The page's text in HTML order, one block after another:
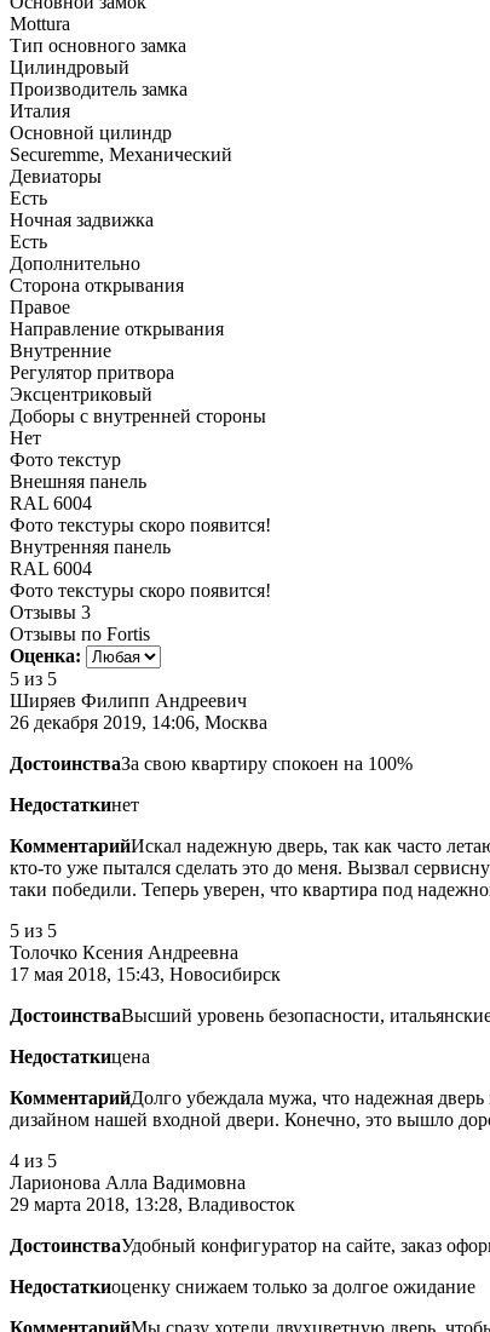
Mottura
Тип основного замка
Цилиндровый
Производитель замка
Италия
Основной цилиндр
Securemme, Механический
Девиаторы
Есть
Ночная задвижка
Есть
Дополнительно
Сторона открывания
Правое
Направление открывания
Внутренние
Регулятор притвора
Эксцентриковый
Доборы с внутренней стороны
Нет
Фото текстур
Внешняя панель
RAL 6004
Фото текстуры скоро появится!
Внутренняя панель
RAL 6004
Фото текстуры скоро появится!
Отзывы 3
Отзывы по Fortis
Оценка:
5 из 5
Ширяев Филипп Андреевич
26 декабря 2019, 14:06, Москва
ДостоинстваЗа свою квартиру спокоен на 100%
Недостаткинет
КомментарийИскал надежную дверь, так как часто
кто-то уже пытался сделать это до меня. Вызвал
таки победили. Теперь уверен, что квартира под
5 из 5
Толочко Ксения Андреевна
17 мая 2018, 15:43, Новосибирск
ДостоинстваВысший уровень безопасности,
Недостаткицена
КомментарийДолго убеждала мужа, что надежная
дизайном нашей входной двери. Конечно, это вышло
4 из 5
Ларионова Алла Вадимовна
29 марта 2018, 13:28, Владивосток
ДостоинстваУдобный конфигуратор на сайте, заказ
Недостаткиоценку снижаем только за долгое ожидание
КомментарийМы сразу хотели двухцветную дверь,